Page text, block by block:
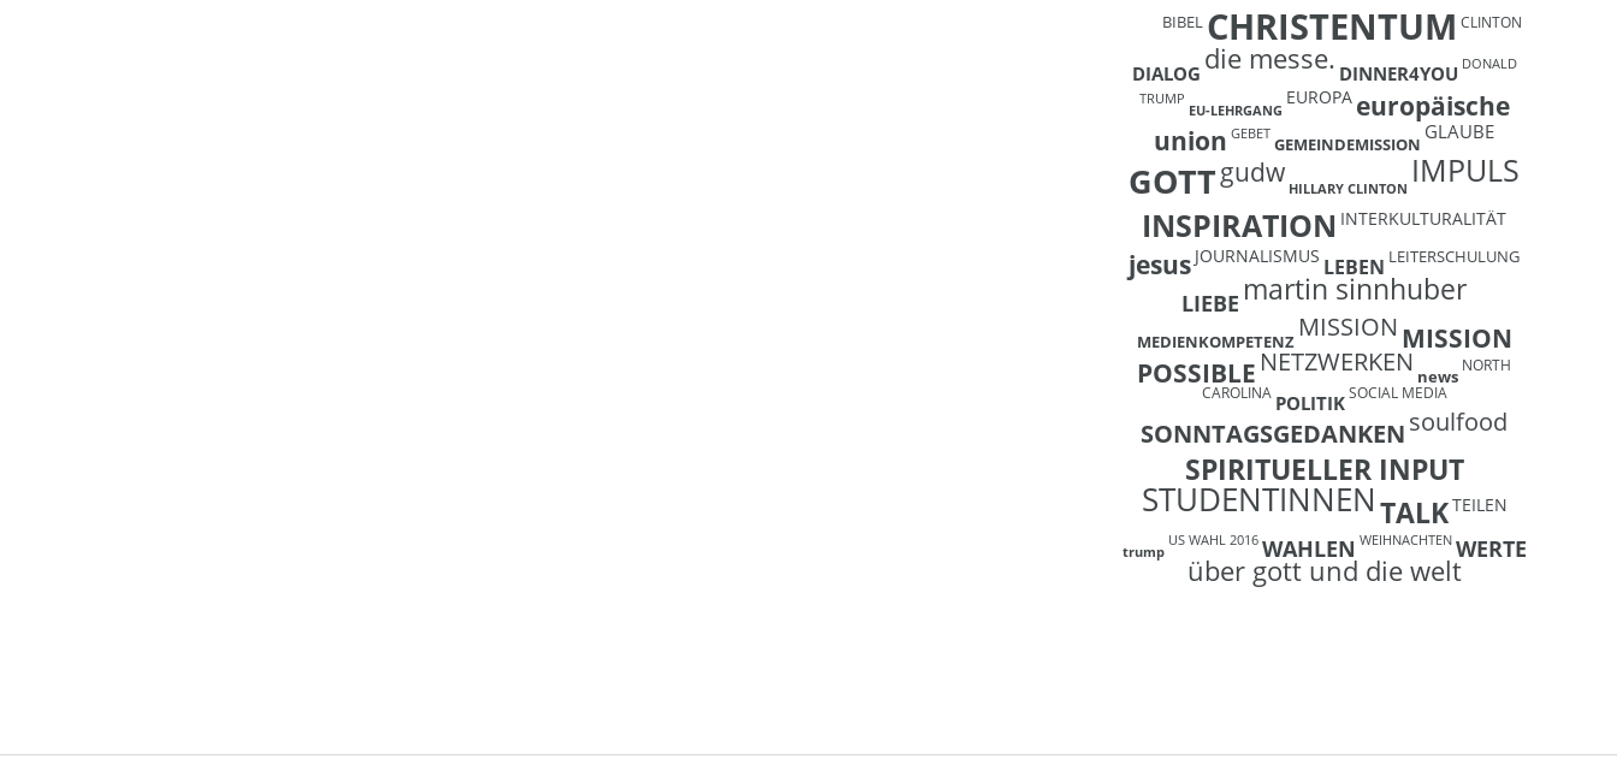
BIBEL CHRISTENTUM CLINTON
DIALOG die messe. DINNER4YOU DONALD
TRUMP
EU-LEHRGANG
EUROPA europäische
union GEBET GEMEINDEMISSION
GLAUBE
GOTTgudw HILLARY CLINTON IMPULS
INSPIRATION INTERKULTURALITÄT
jesus JOURNALISMUS LEBEN LEITERSCHULUNG
LIEBE martin sinnhuber
MEDIENKOMPETENZ MISSION MISSION
POSSIBLE NETZWERKEN news
NORTH
CAROLINA POLITIK SOCIAL MEDIA
SONNTAGSGEDANKENsoulfood
SPIRITUELLER INPUT
STUDENTINNENTALKTEILEN
trump
US WAHL 2016 WAHLEN WEIHNACHTEN WERTE
über gott und die welt